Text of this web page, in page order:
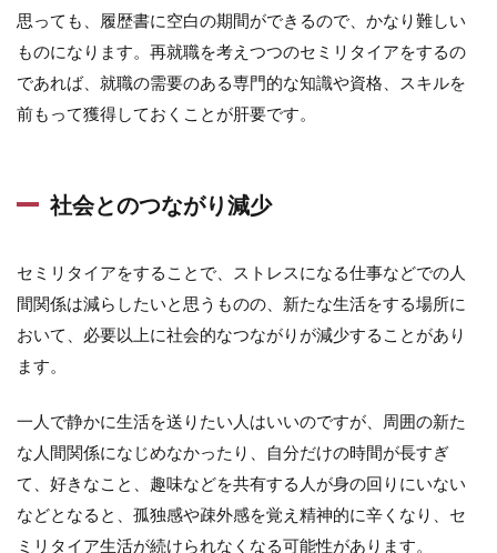
思っても、履歴書に空白の期間ができるので、かなり難しい
ものになります。再就職を考えつつのセミリタイアをするの
であれば、就職の需要のある専門的な知識や資格、スキルを
前もって獲得しておくことが肝要です。
社会とのつながり減少
セミリタイアをすることで、ストレスになる仕事などでの人
間関係は減らしたいと思うものの、新たな生活をする場所に
おいて、必要以上に社会的なつながりが減少することがあり
ます。
一人で静かに生活を送りたい人はいいのですが、周囲の新た
な人間関係になじめなかったり、自分だけの時間が長すぎ
て、好きなこと、趣味などを共有する人が身の回りにいない
などとなると、孤独感や疎外感を覚え精神的に辛くなり、セ
ミリタイア生活が続けられなくなる可能性があります。